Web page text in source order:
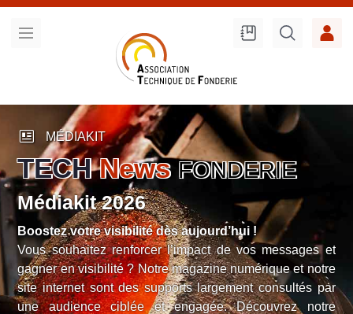
sur le site
TECHNews FONDERIE
Médiakit 2026
newsmode MÉDIAKIT
Boostez votre visibilité dès aujourd’hui !
Vous souhaitez renforcer l’impact de vos messages et
gagner en visibilité ? Notre magazine numérique et notre
site internet sont des supports largement consultés par
une audience ciblée et engagée. Découvrez notre